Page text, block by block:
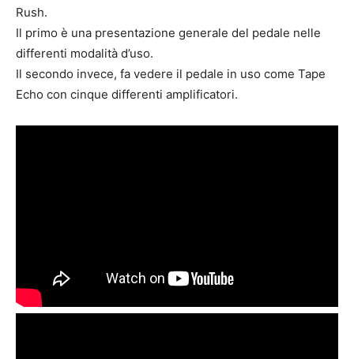
Rush.
Il primo è una presentazione generale del pedale nelle
differenti modalità d’uso.
Il secondo invece, fa vedere il pedale in uso come Tape
Echo con cinque differenti amplificatori.